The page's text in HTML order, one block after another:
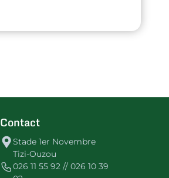
Contact
Stade 1er Novembre
Tizi-Ouzou
026 11 55 92 // 026 10 39